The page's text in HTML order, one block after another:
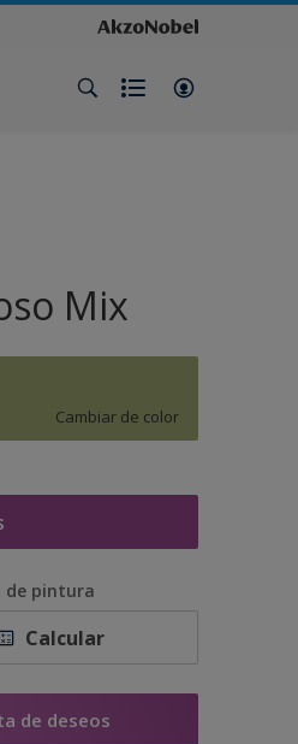
Mix
Cambiar de color
de pintura
Calcular
de deseos